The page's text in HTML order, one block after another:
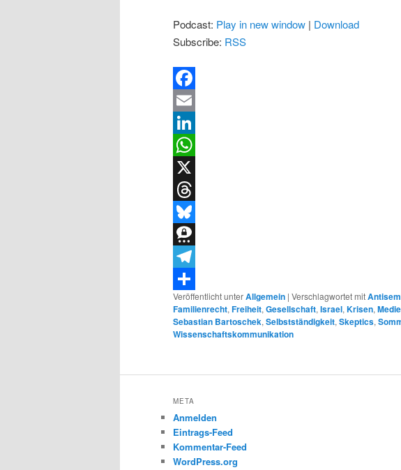
Podcast: Play in new window | Download
Subscribe: RSS
Facebook
Email
LinkedIn
WhatsApp
X
Threads
Bluesky
Threema
Telegram
Teilen
Veröffentlicht unterAllgemein | Verschlagwortet mit
Familienrecht, Freiheit, Gesellschaft, Israel, Krisen,
Sebastian Bartoschek, Selbstständigkeit, Skeptics,
Wissenschaftskommunikation
META
Anmelden
Eintrags-Feed
Kommentar-Feed
WordPress.org